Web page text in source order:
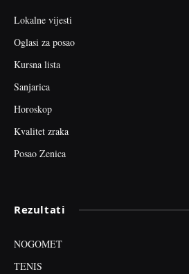
Lokalne vijesti
Oglasi za posao
Kursna lista
Sanjarica
Horoskop
Kvalitet zraka
Posao Zenica
Rezultati
NOGOMET
TENIS